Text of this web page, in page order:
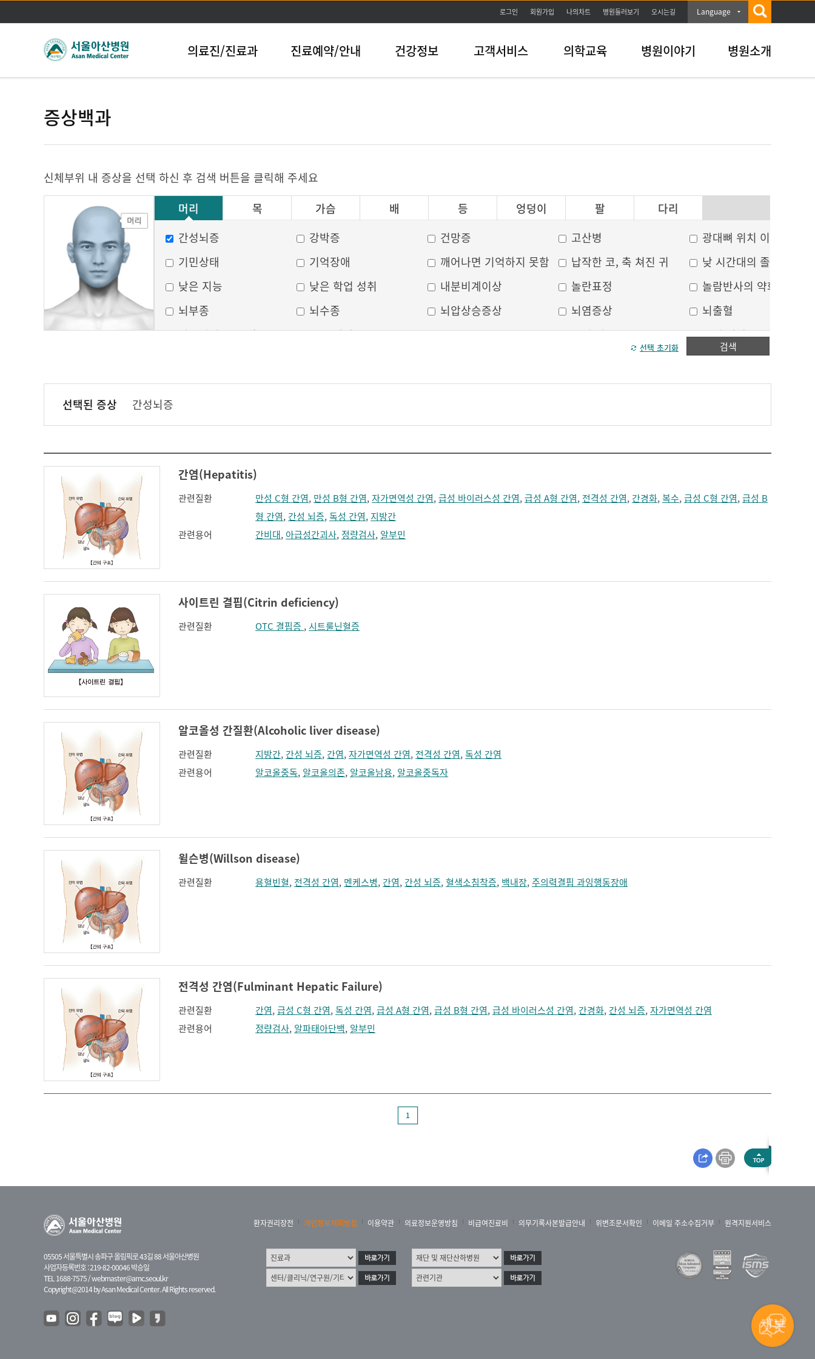
본문바로가기
로그인 회원가입 나의차트 병원둘러보기 오시는길 Language
의료진/진료과 진료예약/안내 건강정보 고객서비스 의학교육 병원이야기 병원소개
증상백과
신체부위 내 증상을 선택 하신 후 검색 버튼을 클릭해 주세요
머리
목 가슴 배 등 엉덩이 팔
다리
그 외
간성뇌증 강박증 건망증 고산병
광대뼈 위치 이상
기민상태
기억장애 깨어나면 기억하지 못함 납작한 코, 축 쳐진 귀
낮 시간대의 졸음
낮은 지능
낮은 학업 성취 내분비계이상 놀란표정
놀람반사의 약화
뇌부종
뇌수종 뇌압상승증상 뇌염증상
뇌출혈
달모양의 둥근 얼굴
두부 외상 두통 두피 건조
두피 열상
모발이 거침
무균성 뇌막염
무의식 박동성 통증 방향감각 상실
볼, 눈주위 움푹 꺼짐
안면홍조
어지러움 언어장애 얼굴 중심선이 안맞음
얼굴 한쪽의 반점
얼굴모양변화
얼굴이 밋밋함
얼굴이 화끈거림 얼굴형태의 이상 운동 실어증
원형, 타원형의 탈모
의식 변화
의식 저하
코 옆과 입꼬리 주름
콧등이 넓어짐 턱끝이 커보임 턱의 통증
편두통
하악전돌
학습장애
검색
선택 초기화
선택된 증상 간성뇌증
간염(Hepatitis)
관련질환 만성 C형 간염, 만성 B형 간염,자가면역성 간염,급성 바이러스성 간염,급성 A형 간염, 전격성 간염, 간경화,복수,급성 C형 간염,급성 B
형 간염, 간성 뇌증,독성 간염, 지방간
관련용어
간비대, 아급성간괴사, 정량검사, 알부민
사이트린 결핍(Citrin deficiency)
관련질환 OTC 결핍증 , 시트룰닌혈증
알코올성 간질환(Alcoholic liver disease)
관련질환 지방간, 간성 뇌증, 간염,자가면역성 간염, 전격성 간염,독성 간염
관련용어
알코올중독, 알코올의존, 알코올남용, 알코올중독자
윌슨병(Willson disease)
관련질환 용혈빈혈, 전격성 간염, 멘케스병, 간염, 간성 뇌증,혈색소침착증, 백내장,주의력결핍 과잉행동장애
전격성 간염(Fulminant Hepatic Failure)
관련질환 간염,급성 C형 간염,독성 간염,급성 A형 간염,급성 B형 간염,급성 바이러스성 간염, 간경화, 간성 뇌증,자가면역성 간염
관련용어
정량검사, 알파태아단백, 알부민
1
05505 서울특별시 송파구 올림픽로 43길 88 서울아산병원
사업자등록번호 : 219-82-00046 박승일
TEL 1688-7575 /webmaster@amc.seoul.kr
Copyright@2014 by Asan Medical Center. All Rights reserved.
환자권리장전 개인정보처리방침 이용약관 의료정보운영방침 비급여진료비 의무기록사본발급안내 위변조문서확인 이메일 주소수집거부 원격지원서비스